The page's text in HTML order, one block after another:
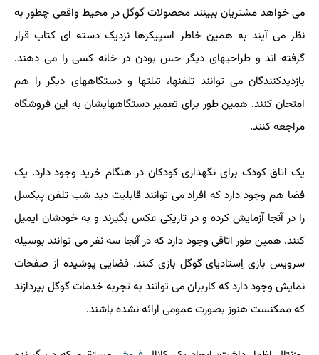
می خواهد مشتریان ببینند محصولات گوگل در محیط واقعی چطور به
نظر می آیند به همین خاطر اسپیکرها نزدیک دسته ای کتاب قرار
گرفته اند و طراحیهای دیگر حس بودن در خانه کسی را می دهند.
بازدیدکنندگان می توانند تلفنها، تبلتها و دستگاههای دیگر را هم
امتحان کنند. همین طور برای تعمیر دستگاههایشان به این فروشگاه
مراجعه کنند.
یک اتاق کودک برای نگهداری کودکان در هنگام خرید وجود دارد. یک
فضا هم وجود دارد که افراد می توانند قابلیت دید شب تلفن پیکسل
را در آنجا آزمایش کرده و در تاریکی عکس بگیرند و به خودشان ایمیل
کنند. همین طور اتاقی وجود دارد که در آنجا سه نفر می توانند بوسیله
سرویس بازی اِستادیای گوگل بازی کنند. فضایی پوشیده از صفحات
نمایش وجود دارد که کاربران می توانند به تجربه خدمات گوگل بپردازند
که ممکنست هنوز بصورت عمومی ارائه نشده باشند.